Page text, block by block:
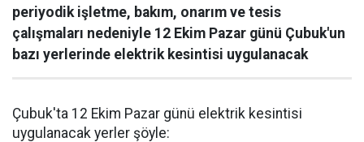
periyodik işletme, bakım, onarım ve tesis
çalışmaları nedeniyle 12 Ekim Pazar günü Çubuk'un
bazı yerlerinde elektrik kesintisi uygulanacak
Çubuk'ta 12 Ekim Pazar günü elektrik kesintisi
uygulanacak yerler şöyle: